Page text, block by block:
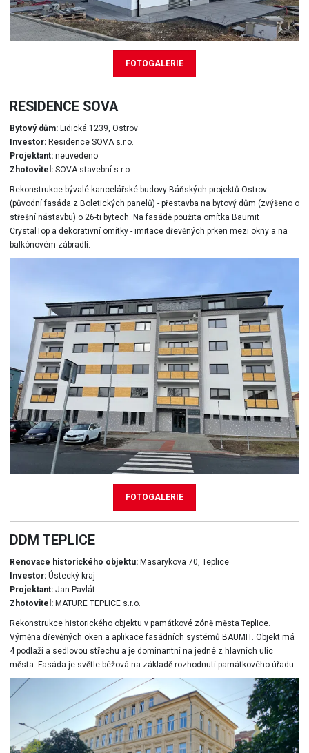
FOTOGALERIE
FOTOGALERIE
RESIDENCE SOVA
Bytový dům:Lidická 1239, Ostrov
Investor:Residence SOVA s.r.o.
Projektant:neuvedeno
Zhotovitel:SOVA stavební s.r.o.
Rekonstrukce bývalé kancelářské budovy Báňských projektů Ostrov
(původní fasáda z Boletických panelů) - přestavba na bytový dům (zvýšeno o
střešní nástavbu) o 26-ti bytech. Na fasádě použita omítka Baumit
CrystalTop a dekorativní omítky - imitace dřevěných prken mezi okny a na
balkónovém zábradlí.
DDM TEPLICE
Renovace historického objektu:Masarykova 70, Teplice
Investor:Ústecký kraj
Projektant:Jan Pavlát
Zhotovitel:MATURE TEPLICE s.r.o.
Rekonstrukce historického objektu v památkové zóně města Teplice.
Výměna dřevěných oken a aplikace fasádních systémů BAUMIT. Objekt má
4 podlaží a sedlovou střechu a je dominantní na jedné z hlavních ulic
města. Fasáda je světle béžová na základě rozhodnutí památkového úřadu.